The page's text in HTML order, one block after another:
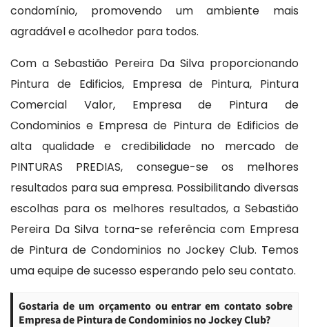
condomínio, promovendo um ambiente mais
agradável e acolhedor para todos.
Com a Sebastião Pereira Da Silva proporcionando
Pintura de Edificios, Empresa de Pintura, Pintura
Comercial Valor, Empresa de Pintura de
Condominios e Empresa de Pintura de Edificios de
alta qualidade e credibilidade no mercado de
PINTURAS PREDIAS, consegue-se os melhores
resultados para sua empresa. Possibilitando diversas
escolhas para os melhores resultados, a Sebastião
Pereira Da Silva torna-se referência com Empresa
de Pintura de Condominios no Jockey Club. Temos
uma equipe de sucesso esperando pelo seu contato.
Gostaria de um orçamento ou entrar em contato sobre
Empresa de Pintura de Condominios no Jockey Club?